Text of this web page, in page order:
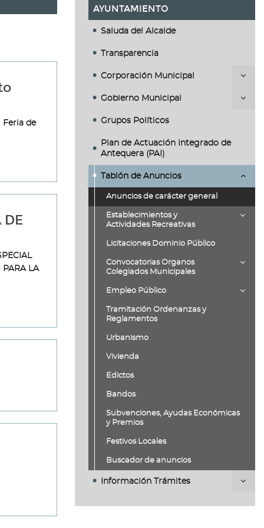
Feria de
DE
PARA LA
AYUNTAMIENTO
Saluda del Alcalde
Transparencia
Corporación Municipal
Gobierno Municipal
Grupos Políticos
Plan de Actuación Integrado de
Antequera (PAI)
Tablón de Anuncios
Anuncios de carácter general
Establecimientos y
Actividades Recreativas
Licitaciones Dominio Público
Convocatorias Organos
Colegiados Municipales
Empleo Público
Tramitación Ordenanzas y
Reglamentos
Urbanismo
Vivienda
Edictos
Bandos
Subvenciones, Ayudas Económicas
y Premios
Festivos Locales
Buscador de anuncios
Información Trámites